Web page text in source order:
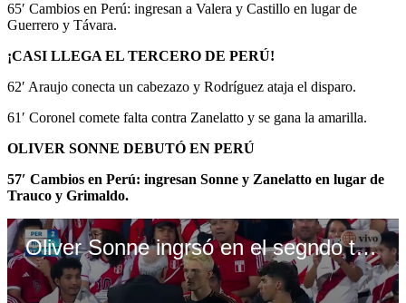
65′ Cambios en Perú: ingresan a Valera y Castillo en lugar de
Guerrero y Távara.
¡CASI LLEGA EL TERCERO DE PERÚ!
62′ Araujo conecta un cabezazo y Rodríguez ataja el disparo.
61′ Coronel comete falta contra Zanelatto y se gana la amarilla.
OLIVER SONNE DEBUTÓ EN PERÚ
57′ Cambios en Perú: ingresan Sonne y Zanelatto en lugar de
Trauco y Grimaldo.
Oliver Sonne ingrsó en el segndo tiempo en amistoso ante Nicaragua (Video: América)